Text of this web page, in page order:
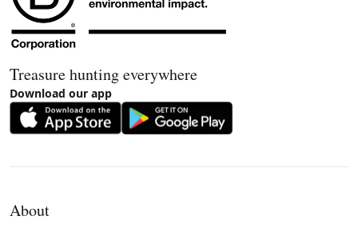
Treasure hunting everywhere
Download our app
About